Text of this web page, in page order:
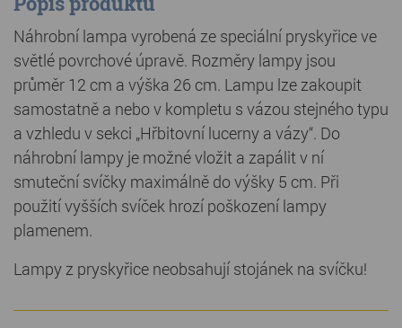
Náhrobní lampa vyrobená ze speciální pryskyřice ve
světlé povrchové úpravě. Rozměry lampy jsou
průměr 12 cm a výška 26 cm. Lampu lze zakoupit
samostatně a nebo v kompletu s vázou stejného typu
a vzhledu v sekci „Hřbitovní lucerny a vázy“. Do
náhrobní lampy je možné vložit a zapálit v ní
smuteční svíčky maximálně do výšky 5 cm. Při
použití vyšších svíček hrozí poškození lampy
plamenem.
Lampy z pryskyřice neobsahují stojánek na svíčku!